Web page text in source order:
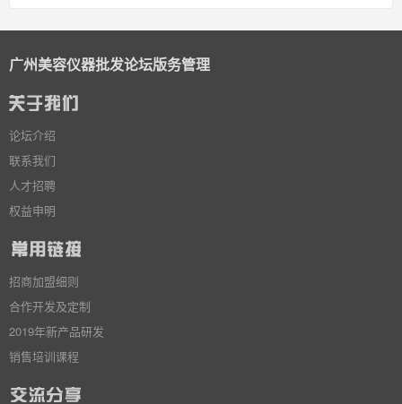
广州美容仪器批发论坛版务管理
论坛介绍
联系我们
人才招聘
权益申明
招商加盟细则
合作开发及定制
2019年新产品研发
销售培训课程